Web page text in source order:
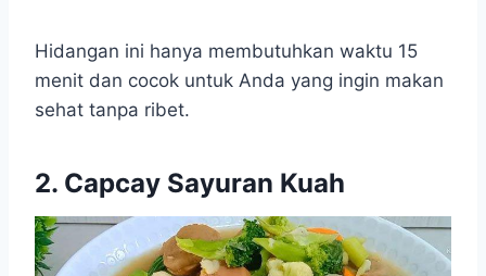
Hidangan ini hanya membutuhkan waktu 15
menit dan cocok untuk Anda yang ingin makan
sehat tanpa ribet.
2. Capcay Sayuran Kuah